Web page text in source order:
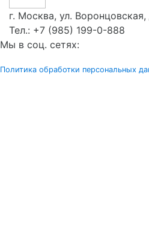
г. Москва, ул.
Тел.: +7 (985) 199-0-888
Мы в соц. сетях:
Политика обработки персональных